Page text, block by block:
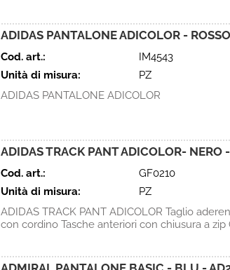
ADIDAS PANTALONE ADICOLOR -
Cod. art.:
IM4543
Unità di misura:
PZ
ADIDAS PANTALONE ADICOLOR
ADIDAS TRACK PANT ADICOLOR- NERO
Cod. art.:
GF0210
Unità di misura:
PZ
ADIDAS TRACK PANT ADICOLOR Taglio
con cordino Tasche anteriori con chiusura a zip